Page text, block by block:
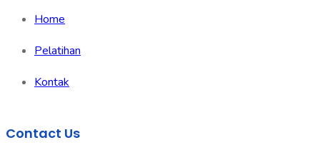
Home
Pelatihan
Kontak
Contact Us